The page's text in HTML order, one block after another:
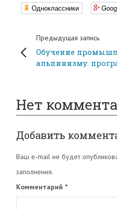
Одноклассники
Предыдущая запись
Обучение
альпинизму:
Нет
Добавить
Ваш e-mail не будет
заполнения.
Комментарий *